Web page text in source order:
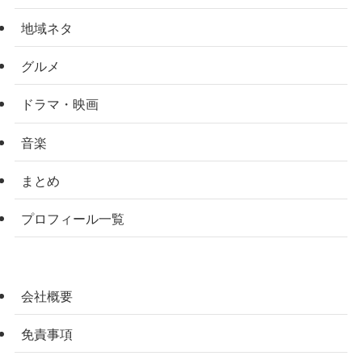
地域ネタ
グルメ
ドラマ・映画
音楽
まとめ
プロフィール一覧
会社概要
免責事項